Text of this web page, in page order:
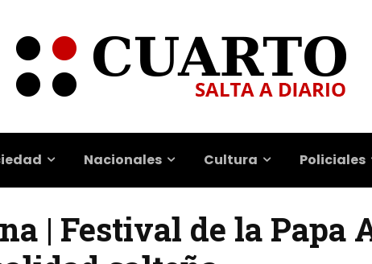
Nacionales Cultura Policiales
| Festival de la Papa